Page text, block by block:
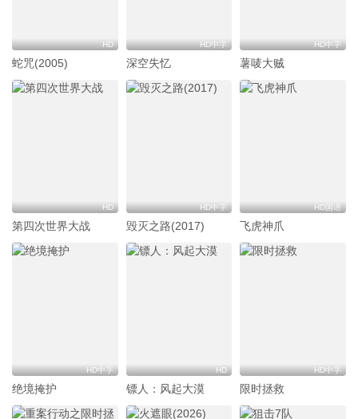
HD
蛇咒(2005)
HD中字
深空失忆
HD中字
薯唛大贼
HD
第四次世界大战
HD中字
毁灭之路(2017)
HD国语
飞虎神爪
HD中字
绝境掩护
HD
镖人：风起大漠
HD中字
限时拯救